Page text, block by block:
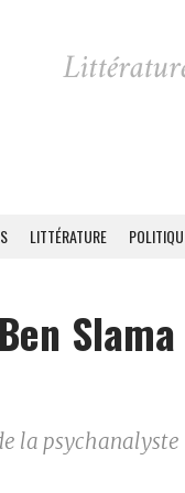
LITTÉRATURE
Slama
la